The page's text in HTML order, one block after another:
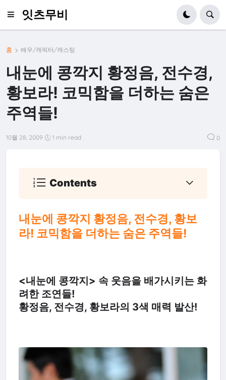
잇츠무비
홈 배우/캐릭터/캐스팅
내눈에 콩깍지 황정음, 전수경,
황보라! 코믹함을 더하는 숨은
주역들!
10월 28, 2009 1 min read 0
Contents
내눈에 콩깍지 황정음, 전수경, 황보
라! 코믹함을 더하는 숨은 주역들!
<내눈에 콩깍지> 속 웃음을 배가시키는 화
려한 조연들!
황정음, 전수경, 황보라의 3색 매력 발산!